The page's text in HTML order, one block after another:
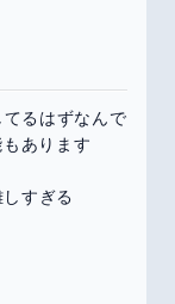
るはずなんで
あります
すぎる